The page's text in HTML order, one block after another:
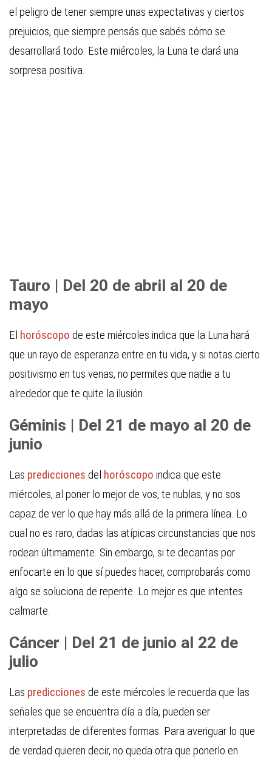
el peligro de tener siempre unas expectativas y ciertos
prejuicios, que siempre pensás que sabés cómo se
desarrollará todo. Este miércoles, la Luna te dará una
sorpresa positiva.
Tauro | Del 20 de abril al 20 de
mayo
El horóscopo de este miércoles indica que la Luna hará
que un rayo de esperanza entre en tu vida, y si notas cierto
positivismo en tus venas, no permites que nadie a tu
alrededor que te quite la ilusión.
Géminis | Del 21 de mayo al 20 de
junio
Las predicciones del horóscopo indica que este
miércoles, al poner lo mejor de vos, te nublas, y no sos
capaz de ver lo que hay más allá de la primera línea. Lo
cual no es raro, dadas las atípicas circunstancias que nos
rodean últimamente. Sin embargo, si te decantas por
enfocarte en lo que sí puedes hacer, comprobarás como
algo se soluciona de repente. Lo mejor es que intentes
calmarte.
Cáncer | Del 21 de junio al 22 de
julio
Las predicciones de este miércoles le recuerda que las
señales que se encuentra día a día, pueden ser
interpretadas de diferentes formas. Para averiguar lo que
de verdad quieren decir, no queda otra que ponerlo en